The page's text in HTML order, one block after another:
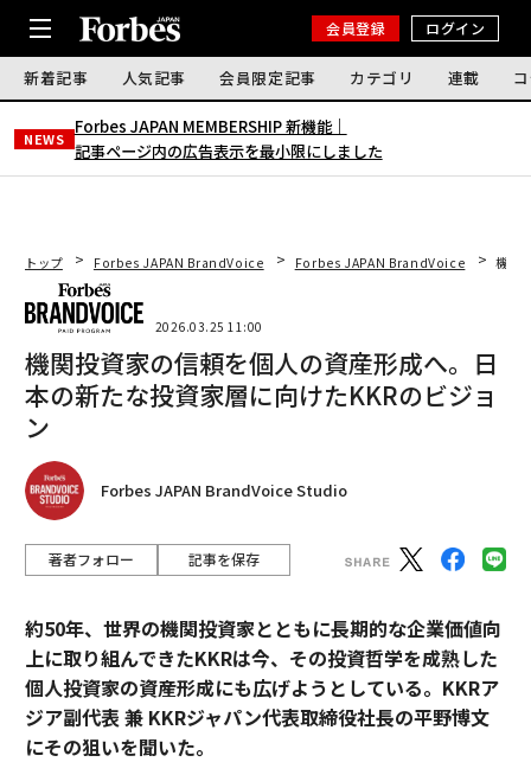
会員登録 ログイン
新着記事 人気記事 会員限定記事 カテゴリ 連載
NEWS
Forbes JAPAN MEMBERSHIP 新機能｜
記事ページ内の広告表示を最小限にしました
トップ Forbes JAPAN BrandVoice Forbes JAPAN BrandVoice 機関
2026.03.25 11:00
機関投資家の信頼を個人の資産形成へ。日
本の新たな投資家層に向けたKKRのビジョ
ン
Forbes JAPAN BrandVoice Studio
著者フォロー 記事を保存
約50年、世界の機関投資家とともに長期的な企業価値向
上に取り組んできたKKRは今、その投資哲学を成熟した
個人投資家の資産形成にも広げようとしている。KKRア
ジア副代表 兼 KKRジャパン代表取締役社長の平野博文
にその狙いを聞いた。